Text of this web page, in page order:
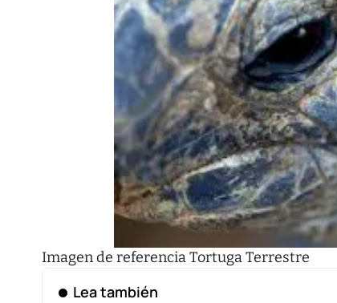
Imagen de referencia Tortuga Terrestre
Lea también